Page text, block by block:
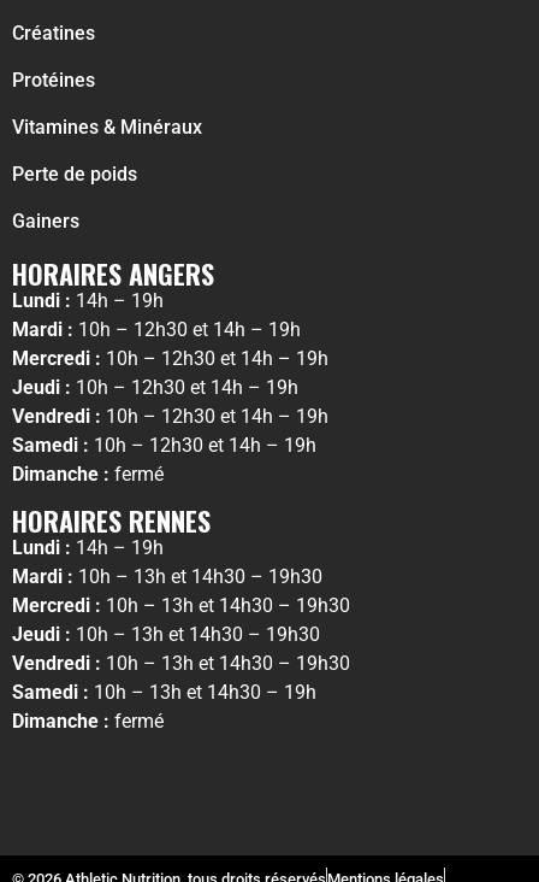
Créatines
Protéines
Vitamines & Minéraux
Perte de poids
Gainers
HORAIRES ANGERS
Lundi : 14h – 19h
Mardi : 10h – 12h30 et 14h – 19h
Mercredi : 10h – 12h30 et 14h – 19h
Jeudi : 10h – 12h30 et 14h – 19h
Vendredi : 10h – 12h30 et 14h – 19h
Samedi : 10h – 12h30 et 14h – 19h
Dimanche : fermé
HORAIRES RENNES
Lundi : 14h – 19h
Mardi : 10h – 13h et 14h30 – 19h30
Mercredi : 10h – 13h et 14h30 – 19h30
Jeudi : 10h – 13h et 14h30 – 19h30
Vendredi : 10h – 13h et 14h30 – 19h30
Samedi : 10h – 13h et 14h30 – 19h
Dimanche : fermé